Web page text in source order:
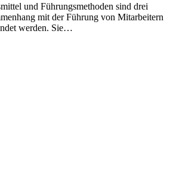
und Führungsmethoden sind drei
mit der Führung von Mitarbeitern
werden. Sie…